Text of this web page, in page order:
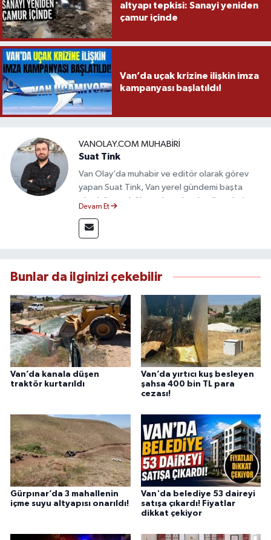
altyapı tepkisi: Sanayi yeniden
çamur içinde
Van’da uçak krizine ilişkin imza
kampanyası başlatıldı!
VANOLAY.COM MUHABIRI
Suat Tink
Van Olay’da muhabir ve editör olarak görev
yapan Suat Tink, Van yerel gündemi başta
olmak üzere bölgesel ve ulusal gelişmeleri
mezunu olan Tink, sahadan edindiği bilgilerle
doğruluk, tarafsızlık ve etik ilkeler
Devam Et
Bunlar da ilginizi çekebilir
Van’da kanala düşen
traktör kurtarıldı
Van’da yırtıcı kuş besleyen
şahsa 400 bin TL para
cezası!
Gürpınar’da 3 mahallenin
içme suyu altyapısı onarıldı!
Van'da belediye 53 daireyi
satışa çıkardı! Fiyatlar
dikkat çekiyor